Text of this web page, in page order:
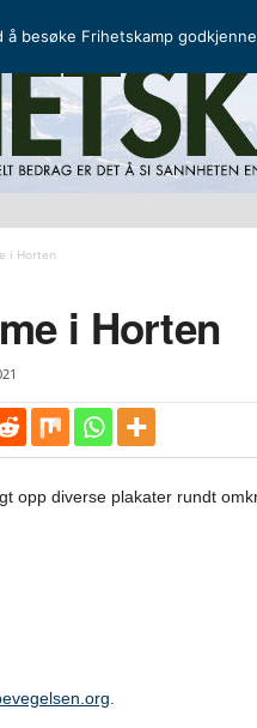
i Horten
i Horten
opp diverse plakater rundt
å besøke Frihetskamp